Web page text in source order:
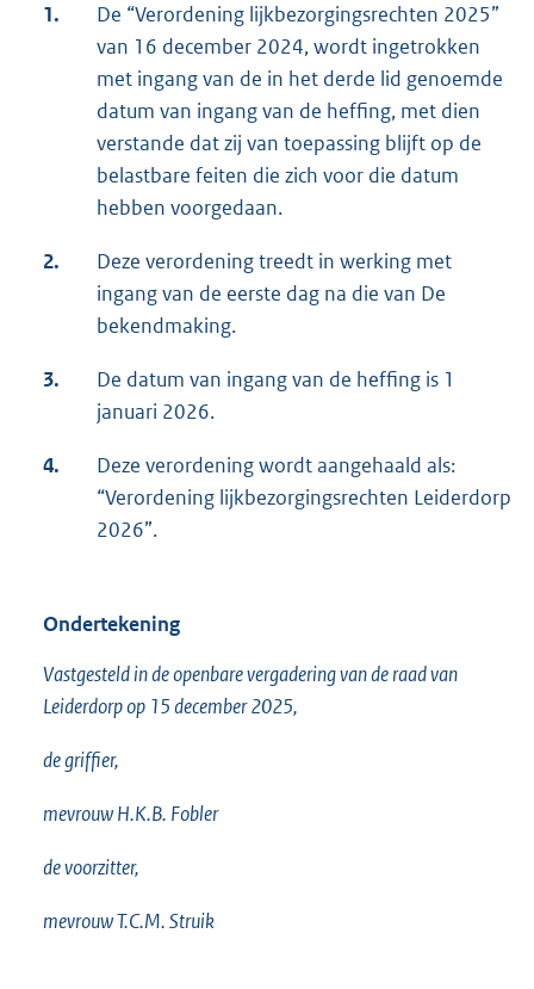
1.
De “Verordening lijkbezorgingsrechten 2025”
van 16 december 2024, wordt ingetrokken
met ingang van de in het derde lid genoemde
datum van ingang van de heffing, met dien
verstande dat zij van toepassing blijft op de
belastbare feiten die zich voor die datum
hebben voorgedaan.
2.
Deze verordening treedt in werking met
ingang van de eerste dag na die van De
bekendmaking.
3.
De datum van ingang van de heffing is 1
januari 2026.
4.
Deze verordening wordt aangehaald als:
“Verordening lijkbezorgingsrechten Leiderdorp
2026”.
Ondertekening
Vastgesteld in de openbare vergadering van de raad van
Leiderdorp op 15 december 2025,
de griffier,
mevrouw H.K.B. Fobler
de voorzitter,
mevrouw T.C.M. Struik